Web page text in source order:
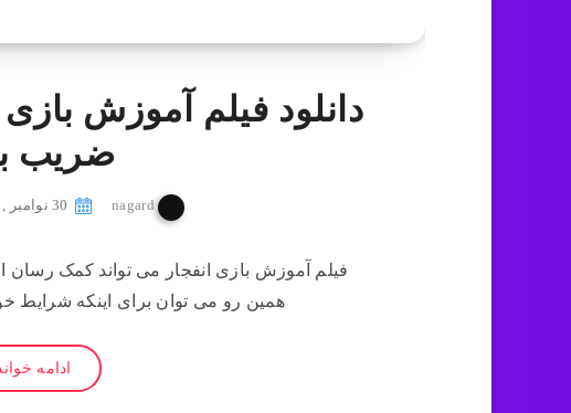
دانلود فیلم آموزش
ضریب
nagard 30 نوامبر , 2019
فیلم آموزش بازی انفجار می تواند کمک رسان
همین رو می توان برای اینکه شرایط
ادامه